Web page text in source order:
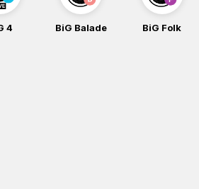
4 BiG Balade BiG Folk